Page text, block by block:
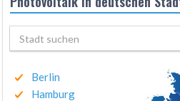
Berlin
Hamburg